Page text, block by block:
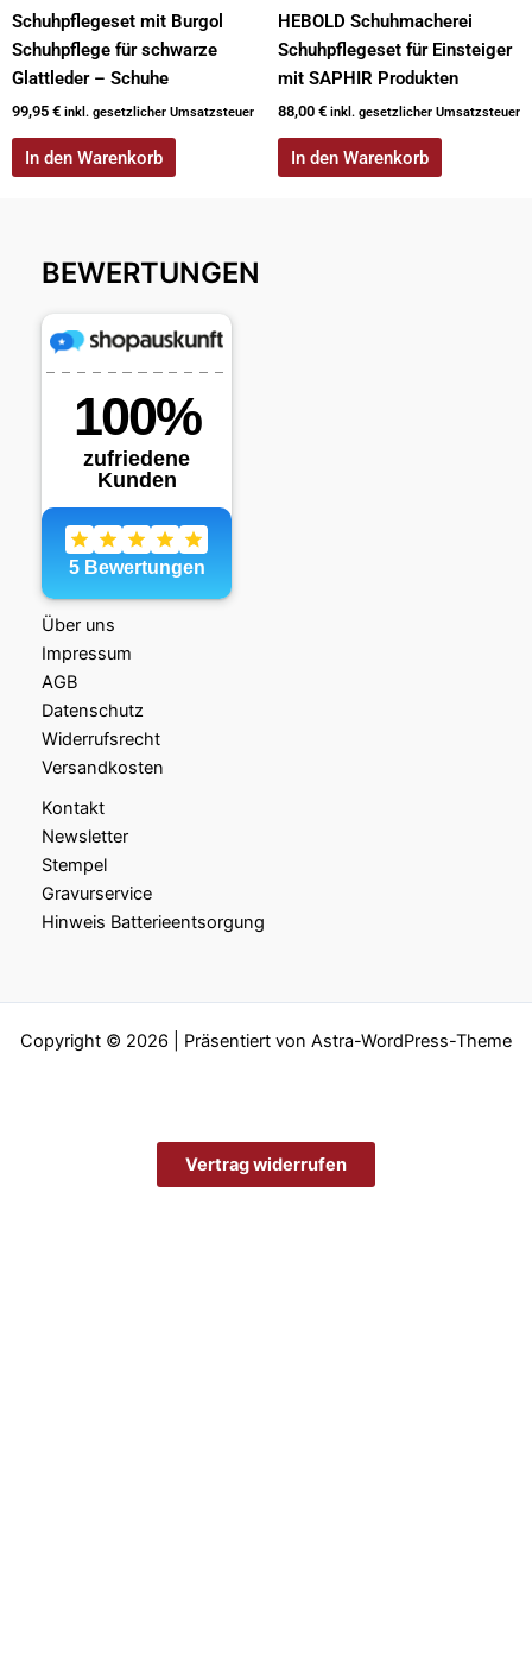
Schuhpflegeset mit Burgol
Schuhpflege für schwarze
Glattleder – Schuhe
99,95 € inkl. gesetzlicher Umsatzsteuer
In den Warenkorb
HEBOLD Schuhmacherei
Schuhpflegeset für Einsteiger
mit SAPHIR Produkten
88,00 € inkl. gesetzlicher Umsatzsteuer
In den Warenkorb
BEWERTUNGEN
Über uns
Impressum
AGB
Datenschutz
Widerrufsrecht
Versandkosten
Kontakt
Newsletter
Stempel
Gravurservice
Hinweis Batterieentsorgung
Copyright © 2026 | Präsentiert von Astra-WordPress-Theme
Vertrag widerrufen